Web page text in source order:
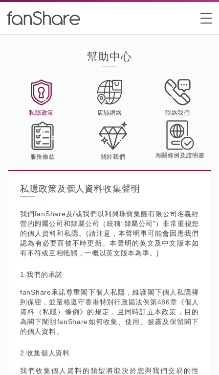
幫助中心
私隱政策 店舖網絡 聯絡我們
服務條款 關於我們 海關條例及證明書
私隱政策及個人資料收集聲明
我們fanShare及/或我們以利興珠寶集團有限公司名義經
營的附屬公司和隸屬公司（統稱“隸屬公司”）非常重視您
的個人資料和私隱。(請注意，本聲明事可能會因應我們
認為有必要而被不時更新。本聲明的英文及中文版本如
有不符或互相牴觸，一概以英文版本為準。)
1.我們的承諾
fanShare承諾尊重閣下個人私隱，維護閣下個人私隱得
到保密，並嚴格遵守香港特別行政區法例第486章《個人
資料（私隱）條例》的規定，且同時訂立本政策，目的
為閣下闡明fanShare如何收集、使用、披露及保留閣下
的個人資料。
2.收集個人資料
我們收集個人資料的類型將取決於您與我們交易的性